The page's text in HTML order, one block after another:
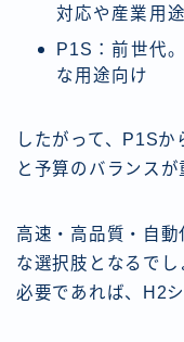
対応や産業用
P1S：前世代
な用途向け
したがって、P1S
と予算のバランスが
高速・高品質・自
な選択肢となるで
必要であれば、H2